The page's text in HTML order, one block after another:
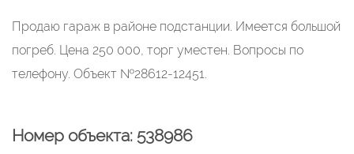
Продаю гараж в районе подстанции. Имеется большой
погреб. Цена 250 000, торг уместен. Вопросы по
телефону. Объект №28612-12451.
Номер объекта: 538986